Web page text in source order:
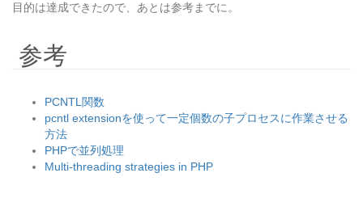
目的は達成できたので、あとは参考までに。
参考
PCNTL関数
pcntl extensionを使って一定個数の子プロセスに作業させる
方法
PHPで並列処理
Multi-threading strategies in PHP